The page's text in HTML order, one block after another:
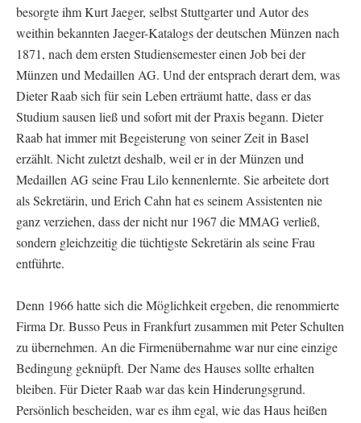
besorgte ihm Kurt Jaeger, selbst Stuttgarter und Autor des
weithin bekannten Jaeger-Katalogs der deutschen Münzen nach
1871, nach dem ersten Studiensemester einen Job bei der
Münzen und Medaillen AG. Und der entsprach derart dem, was
Dieter Raab sich für sein Leben erträumt hatte, dass er das
Studium sausen ließ und sofort mit der Praxis begann. Dieter
Raab hat immer mit Begeisterung von seiner Zeit in Basel
erzählt. Nicht zuletzt deshalb, weil er in der Münzen und
Medaillen AG seine Frau Lilo kennenlernte. Sie arbeitete dort
als Sekretärin, und Erich Cahn hat es seinem Assistenten nie
ganz verziehen, dass der nicht nur 1967 die MMAG verließ,
sondern gleichzeitig die tüchtigste Sekretärin als seine Frau
entführte.
Denn 1966 hatte sich die Möglichkeit ergeben, die renommierte
Firma Dr. Busso Peus in Frankfurt zusammen mit Peter Schulten
zu übernehmen. An die Firmenübernahme war nur eine einzige
Bedingung geknüpft. Der Name des Hauses sollte erhalten
bleiben. Für Dieter Raab war das kein Hinderungsgrund.
Persönlich bescheiden, war es ihm egal, wie das Haus heißen